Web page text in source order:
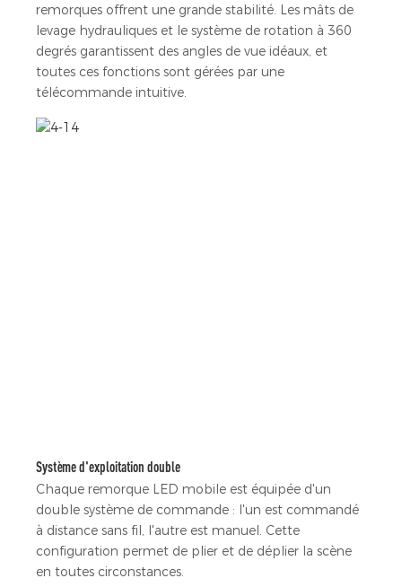
remorques offrent une grande stabilité. Les mâts de
levage hydrauliques et le système de rotation à 360
degrés garantissent des angles de vue idéaux, et
toutes ces fonctions sont gérées par une
télécommande intuitive.
Système d'exploitation double
Chaque remorque LED mobile est équipée d'un
double système de commande : l'un est commandé
à distance sans fil, l'autre est manuel. Cette
configuration permet de plier et de déplier la scène
en toutes circonstances.